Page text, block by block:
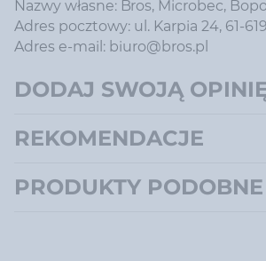
Nazwy własne: Bros, Microbec,
Adres pocztowy: ul. Karpia 24, 61-
Adres e-mail: biuro@bros.pl
DODAJ SWOJĄ
REKOMENDACJE
PRODUKTY PODOBNE